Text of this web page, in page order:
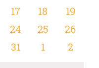
Veranstaltungen
0
Veranstaltungen
17
0
18
0
19
0
Veranstaltungen
24
0
25
0
26
0
31
0
1
0
2